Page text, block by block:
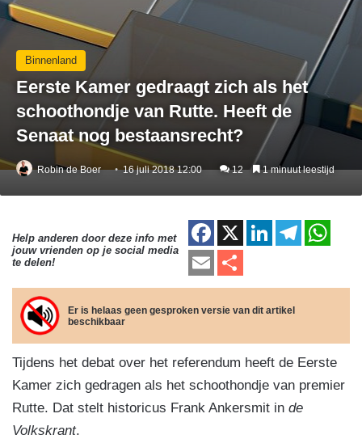
Binnenland
Eerste Kamer gedraagt zich als het
schoothondje van Rutte. Heeft de
Senaat nog bestaansrecht?
Robin de Boer 16 juli 2018 12:00 12 1 minuut leestijd
Help anderen door deze info met
jouw vrienden op je social media
te delen!
F
a
c
e
b
o
o
k
X
Li
k
e
dI
n
T
e
a
m
at
A
p
p
E
m
ail
el
e
n
Er is helaas geen gesproken versie van dit artikel
beschikbaar
Tijdens het debat over het referendum heeft de Eerste
Kamer zich gedragen als het schoothondje van premier
Rutte. Dat stelt historicus Frank Ankersmit in de
Volkskrant.